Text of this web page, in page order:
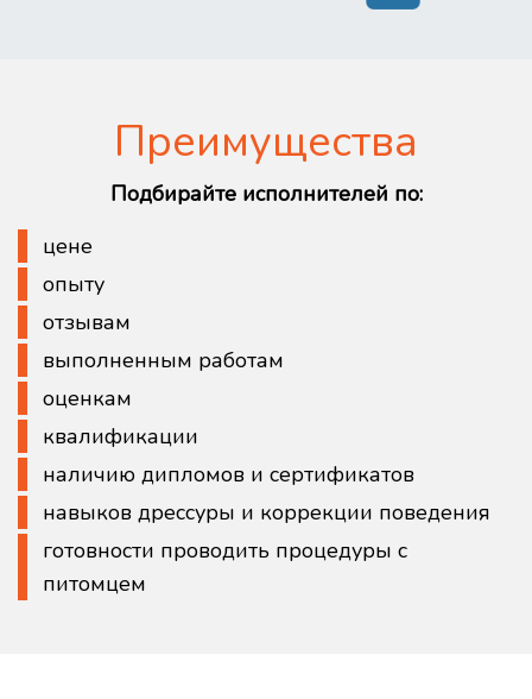
Преимущества
Подбирайте исполнителей по:
цене
опыту
отзывам
выполненным работам
оценкам
квалификации
наличию дипломов и сертификатов
навыков дрессуры и коррекции поведения
готовности проводить процедуры с
питомцем